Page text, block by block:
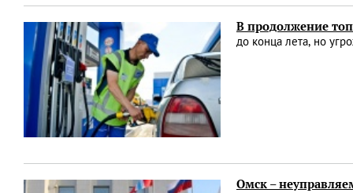
В продолжение
до конца лета, но
Омск –